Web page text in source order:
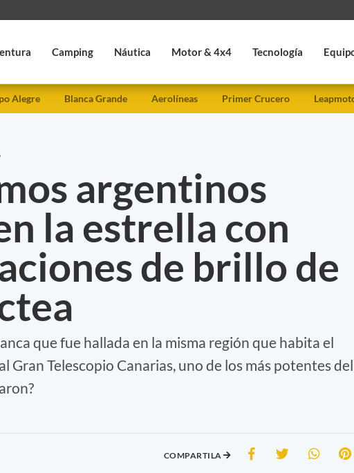
Camping Náutica Motor & 4x4 Tecnología
Alegre Blanca Grande Aerolíneas Primer Crucero
argentinos
la estrella con
de brillo de
que fue hallada en la misma región que habita el
Gran Telescopio Canarias, uno de los más potentes del
COMPARTILA